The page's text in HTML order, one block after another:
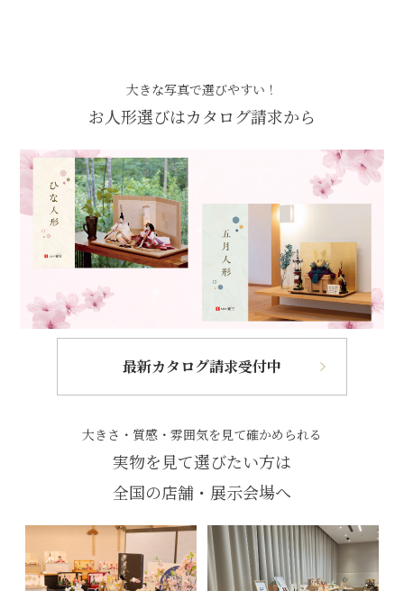
大きな写真で選びやすい！
お人形選びはカタログ請求から
最新カタログ請求受付中
大きさ・質感・雰囲気を見て確かめられる
実物を見て選びたい方は
全国の店舗・展示会場へ